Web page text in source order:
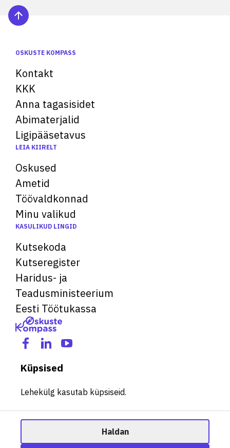
OSKUSTE KOMPASS
Kontakt
KKK
Anna tagasisidet
Abimaterjalid
Ligipääsetavus
LEIA KIIRELT
Oskused
Ametid
Töövaldkonnad
Minu valikud
KASULIKUD LINGID
Kutsekoda
Kutseregister
Haridus- ja
Teadusministeerium
Eesti Töötukassa
Küpsised
Lehekülg kasutab küpsiseid.
Haldan